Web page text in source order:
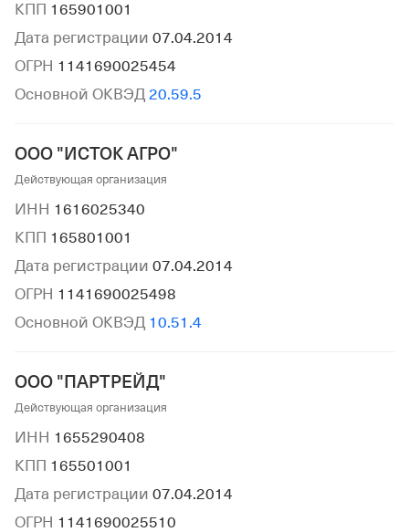
КПП 165901001
Дата регистрации 07.04.2014
ОГРН 1141690025454
Основной ОКВЭД 20.59.5
ООО "ИСТОК АГРО"
Действующая организация
ИНН 1616025340
КПП 165801001
Дата регистрации 07.04.2014
ОГРН 1141690025498
Основной ОКВЭД 10.51.4
ООО "ПАРТРЕЙД"
Действующая организация
ИНН 1655290408
КПП 165501001
Дата регистрации 07.04.2014
ОГРН 1141690025510